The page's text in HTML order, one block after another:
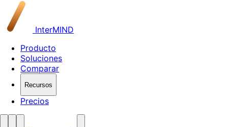
InterMIND
Producto
Soluciones
Comparar
Recursos
Precios